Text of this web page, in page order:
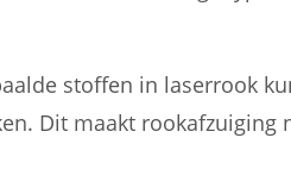
stoffen in laserrook
Dit maakt